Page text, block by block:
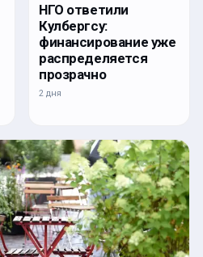
НГО ответили
Кулбергсу:
финансирование уже
распределяется
прозрачно
2 дня